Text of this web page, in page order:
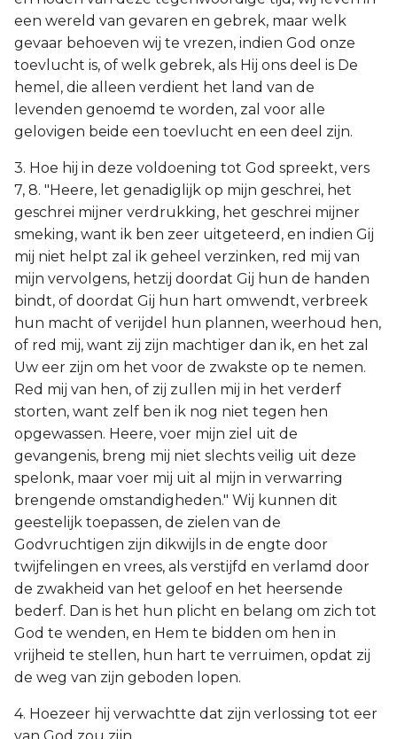
een wereld van gevaren en gebrek, maar welk
gevaar behoeven wij te vrezen, indien God onze
toevlucht is, of welk gebrek, als Hij ons deel is De
hemel, die alleen verdient het land van de
levenden genoemd te worden, zal voor alle
gelovigen beide een toevlucht en een deel zijn.
3. Hoe hij in deze voldoening tot God spreekt, vers
7, 8. "Heere, let genadiglijk op mijn geschrei, het
geschrei mijner verdrukking, het geschrei mijner
smeking, want ik ben zeer uitgeteerd, en indien Gij
mij niet helpt zal ik geheel verzinken, red mij van
mijn vervolgens, hetzij doordat Gij hun de handen
bindt, of doordat Gij hun hart omwendt, verbreek
hun macht of verijdel hun plannen, weerhoud hen,
of red mij, want zij zijn machtiger dan ik, en het zal
Uw eer zijn om het voor de zwakste op te nemen.
Red mij van hen, of zij zullen mij in het verderf
storten, want zelf ben ik nog niet tegen hen
opgewassen. Heere, voer mijn ziel uit de
gevangenis, breng mij niet slechts veilig uit deze
spelonk, maar voer mij uit al mijn in verwarring
brengende omstandigheden." Wij kunnen dit
geestelijk toepassen, de zielen van de
Godvruchtigen zijn dikwijls in de engte door
twijfelingen en vrees, als verstijfd en verlamd door
de zwakheid van het geloof en het heersende
bederf. Dan is het hun plicht en belang om zich tot
God te wenden, en Hem te bidden om hen in
vrijheid te stellen, hun hart te verruimen, opdat zij
de weg van zijn geboden lopen.
4. Hoezeer hij verwachtte dat zijn verlossing tot eer